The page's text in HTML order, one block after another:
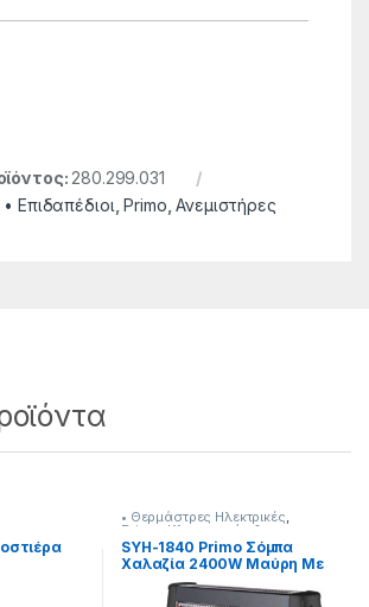
280.299.031
• Επιδαπέδιοι ,Primo ,Ανεμιστήρες
• Θερμάστρες Ηλεκτρικές,
Primo Κλιματισμός &
Θέρμανση
SYH-1840 Primo Σόμπα
Χαλαζία 2400W Μαύρη Με
Χρονοδιακόπτη 24h
Τηλεχειριστήριο